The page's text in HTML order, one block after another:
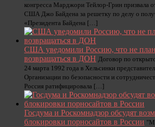
конгресса Марджори Тейлор-Грин призвала
США Джо Байдена за решетку по делу о
«Президента Байдена […]
США уведомили Россию, что не
возвращаться в ДОН Договор по
24 марта 1992 года в Хельсинки
Организации по безопасности и
Россия ратифицировала […]
Госдума и Роскомнадзор обсудят
блокировки порносайтов в России